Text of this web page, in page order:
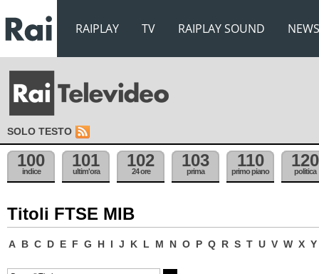
RAIPLAY TV RAIPLAY SOUND NEWS
SOLO TESTO
100
indice
101
ultim'ora
102
24 ore
103
prima
110
primo piano
120
politica
Titoli FTSE MIB
A B C D E F G H I J K L M N O P Q R S T U V W X Y